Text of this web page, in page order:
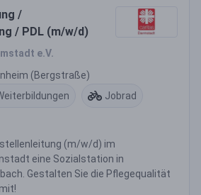
/
/ PDL (m/w/d)
e.V.
(Bergstraße)
Jobrad
(m/w/d) im
eine Sozialstation in
Gestalten Sie die Pflegequalität